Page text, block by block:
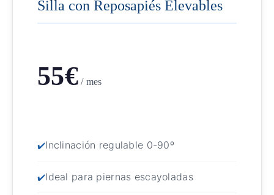
Silla con Reposapiés Elevables
55€/ mes
Inclinación regulable 0-90º
Ideal para piernas escayoladas